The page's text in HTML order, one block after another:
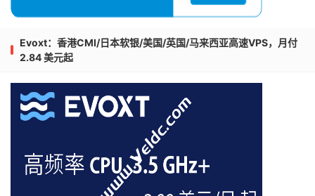
Evoxt：香港CMI/日本软银/美国/英国/马来西亚高速VPS，月付
2.84 美元起